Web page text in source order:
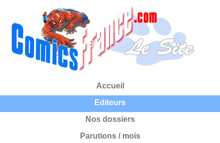
Accueil
Editeurs
Nos dossiers
Parutions / mois